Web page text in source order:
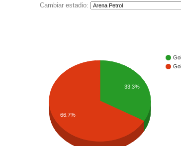
Cambiar estadio:
33.3%
66.7%